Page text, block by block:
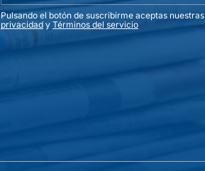
Pulsando el botón de suscribirme aceptas nuestras
privacidad y Términos del servicio